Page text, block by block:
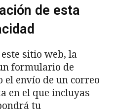
de esta
sitio web, la
formulario de
el envío de un correo
en el que incluyas
tu